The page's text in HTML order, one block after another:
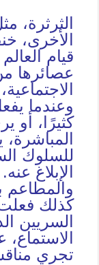
الثرثرة،
الأخرى،
قيام
عصائرها
وعندما
كثيرًا، أو
للسلوك
الإبلاغ
والمطاعم
كذلك
السريين
تجري